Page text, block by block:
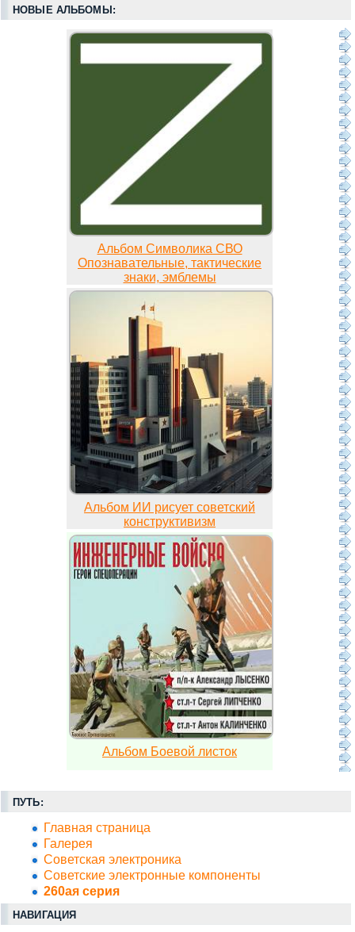
НОВЫЕ АЛЬБОМЫ:
Альбом Символика СВО
Опознавательные, тактические
знаки, эмблемы
Альбом ИИ рисует советский
конструктивизм
Альбом Боевой листок
ПУТЬ:
Главная страница
Галерея
Советская электроника
Советские электронные компоненты
260ая серия
НАВИГАЦИЯ